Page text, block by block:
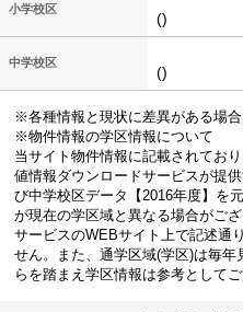
小学校区
()
中学校区
()
※各種情報と現状に差異がある場合
※物件情報の学区情報について
当サイト物件情報に記載されてお
値情報ダウンロードサービスが提
び中学校区データ【2016年度】を
が現在の学区域と異なる場合がご
サービスのWEBサイト上で記述通
せん。また、通学区域(学区)は毎
らを踏まえ学区情報は参考としてご